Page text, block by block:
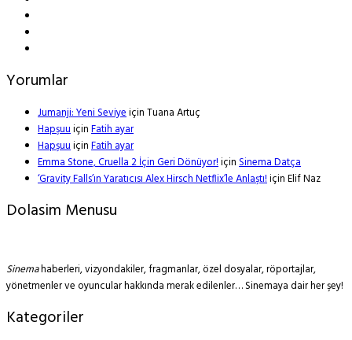
Yorumlar
Jumanji: Yeni SeviyeiçinTuana Artuç
HapşuuiçinFatih ayar
HapşuuiçinFatih ayar
Emma Stone, Cruella 2 İçin Geri Dönüyor!içinSinema Datça
‘Gravity Falls’ın Yaratıcısı Alex Hirsch Netflix’le Anlaştı!içinElif Naz
Dolasim Menusu
Sinemahaberleri, vizyondakiler, fragmanlar, özel dosyalar, röportajlar,
yönetmenler ve oyuncular hakkında merak edilenler… Sinemaya dair her şey!
Kategoriler